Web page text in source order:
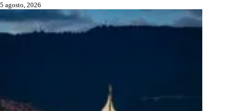
5 agosto, 2026